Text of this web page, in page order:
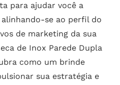
para ajudar você a
se ao perfil do
de marketing da sua
de Inox Parede Dupla
como um brinde
sua estratégia e